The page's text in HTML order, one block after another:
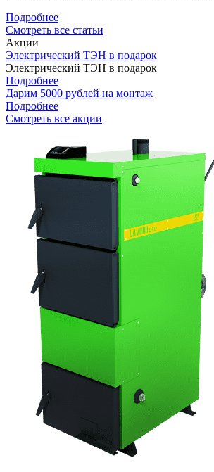
Подробнее
Смотреть все статьи
Акции
Электрический ТЭН в подарок
Электрический ТЭН в подарок
Подробнее
Дарим 5000 рублей на монтаж
Подробнее
Смотреть все акции